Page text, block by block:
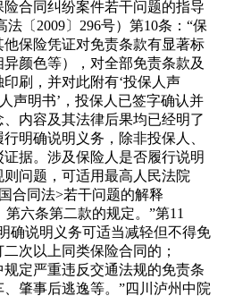
合同纠纷案件若干问题的指导
〔2009〕296号）第10条：“保
保险凭证对免责条款有显著标
颜色等），对全部免责条款及
刷，并对此附有‘投保人声
声明书’，投保人已签字确认并
内容及其法律后果均已经明了
明确说明义务，除非投保人、
据。涉及保险人是否履行说明
问题，可适用最高人民法院
合同法>若干问题的解释
第六条第二款的规定。”第11
确说明义务可适当减轻但不得免
次以上同类保险合同的；
规定严重违反交通法规的免责条
肇事后逃逸等。”四川泸州中院